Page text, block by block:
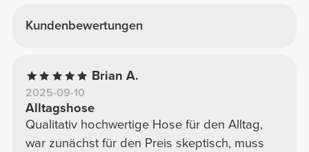
Kundenbewertungen
Brian A.
2025-09-10
Alltagshose
Qualitativ hochwertige Hose für den Alltag,
war zunächst für den Preis skeptisch, muss